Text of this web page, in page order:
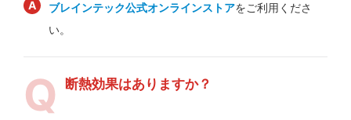
ブレインテック公式オンラインストアをご利用くださ
い。
断熱効果はありますか？